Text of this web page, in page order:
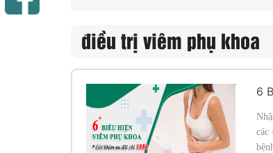
điều trị viêm phụ khoa
6
các